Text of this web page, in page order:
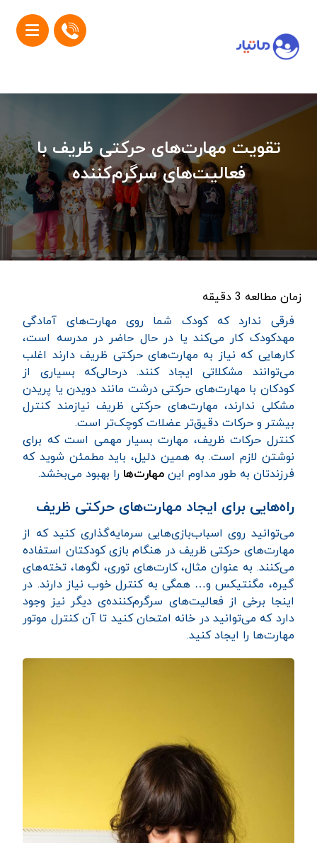
تقویت مهارت‌های حرکتی ظریف با
فعالیت‌های سرگرم‌کننده
فرقی ندارد که کودک شما روی مهارت‌های آمادگی
مهدکودک کار می‌کند یا در حال حاضر در مدرسه است،
کارهایی که نیاز به مهارت‌های حرکتی ظریف دارند اغلب
می‌توانند مشکلاتی ایجاد کنند. درحالی‌که بسیاری از
کودکان با مهارت‌های حرکتی درشت مانند دویدن یا پریدن
مشکلی ندارند، مهارت‌های حرکتی ظریف نیازمند کنترل
بیشتر و حرکات دقیق‌تر عضلات کوچک‌تر است.
کنترل حرکات ظریف، مهارت بسیار مهمی است که برای
نوشتن لازم است. به همین دلیل، باید مطمئن شوید که
فرزندتان به طور مداوم اینمهارت‌ها را بهبود می‌بخشد.
راه‌هایی برای ایجاد مهارت‌های حرکتی ظریف
می‌توانید روی اسباب‌بازی‌هایی سرمایه‌گذاری کنید که از
مهارت‌های حرکتی ظریف در هنگام بازی کودکتان استفاده
می‌کنند. به عنوان مثال، کارت‌های توری، لگوها، تخته‌های
گیره، مگنتیکس و… همگی به کنترل خوب نیاز دارند. در
اینجا برخی از فعالیت‌های سرگرم‌کننده‌ی دیگر نیز وجود
دارد که می‌توانید در خانه امتحان کنید تا آن کنترل موتور
مهارت‌ها را ایجاد کنید.